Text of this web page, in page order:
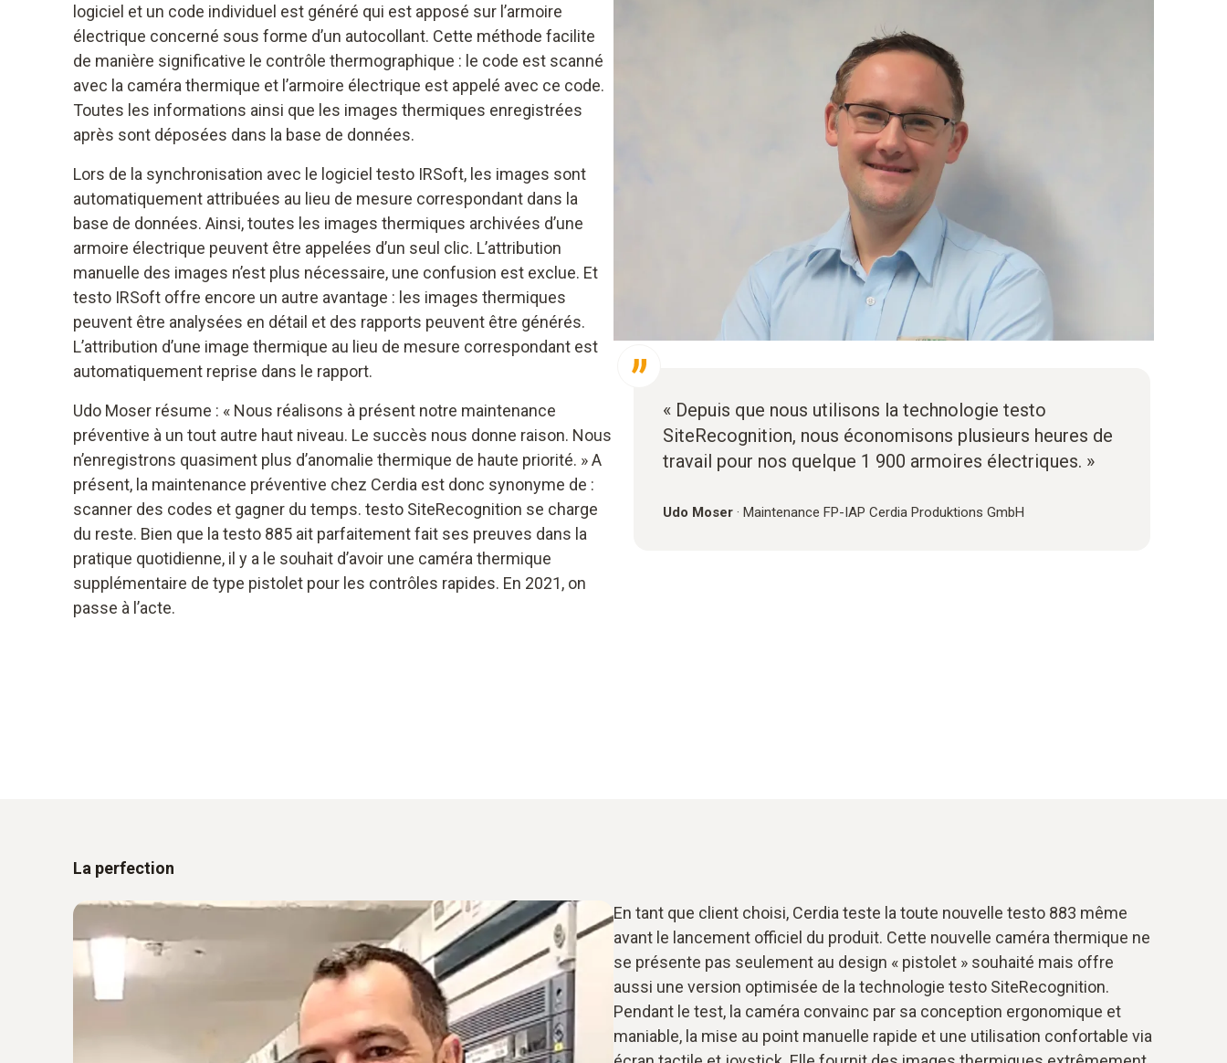
logiciel et un code individuel est généré qui est apposé sur l’armoire
électrique concerné sous forme d’un autocollant. Cette méthode facilite
de manière significative le contrôle thermographique : le code est scanné
avec la caméra thermique et l’armoire électrique est appelé avec ce code.
Toutes les informations ainsi que les images thermiques enregistrées
après sont déposées dans la base de données.
Lors de la synchronisation avec le logiciel testo IRSoft, les images sont
automatiquement attribuées au lieu de mesure correspondant dans la
base de données. Ainsi, toutes les images thermiques archivées d’une
armoire électrique peuvent être appelées d’un seul clic. L’attribution
manuelle des images n’est plus nécessaire, une confusion est exclue. Et
testo IRSoft offre encore un autre avantage : les images thermiques
peuvent être analysées en détail et des rapports peuvent être générés.
L’attribution d’une image thermique au lieu de mesure correspondant est
automatiquement reprise dans le rapport.
Udo Moser résume : « Nous réalisons à présent notre maintenance
préventive à un tout autre haut niveau. Le succès nous donne raison. Nous
n’enregistrons quasiment plus d’anomalie thermique de haute priorité. » A
présent, la maintenance préventive chez Cerdia est donc synonyme de :
scanner des codes et gagner du temps. testo SiteRecognition se charge
du reste. Bien que la testo 885 ait parfaitement fait ses preuves dans la
pratique quotidienne, il y a le souhait d’avoir une caméra thermique
supplémentaire de type pistolet pour les contrôles rapides. En 2021, on
passe à l’acte.
« Depuis que nous utilisons la technologie testo
SiteRecognition, nous économisons plusieurs heures de
travail pour nos quelque 1 900 armoires électriques. »
Udo Moser · Maintenance FP-IAP Cerdia Produktions GmbH
La perfection
En tant que client choisi, Cerdia teste la toute nouvelle testo 883 même
avant le lancement officiel du produit. Cette nouvelle caméra thermique ne
se présente pas seulement au design « pistolet » souhaité mais offre
aussi une version optimisée de la technologie testo SiteRecognition.
Pendant le test, la caméra convainc par sa conception ergonomique et
maniable, la mise au point manuelle rapide et une utilisation confortable via